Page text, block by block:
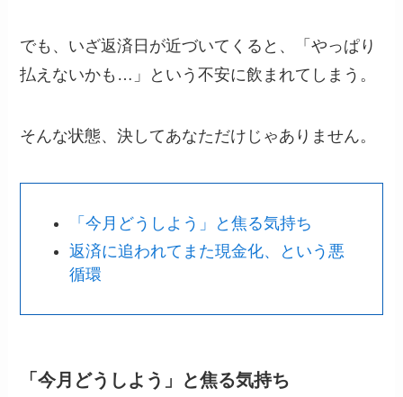
でも、いざ返済日が近づいてくると、「やっぱり
払えないかも…」という不安に飲まれてしまう。
そんな状態、決してあなただけじゃありません。
「今月どうしよう」と焦る気持ち
返済に追われてまた現金化、という悪
循環
「今月どうしよう」と焦る気持ち